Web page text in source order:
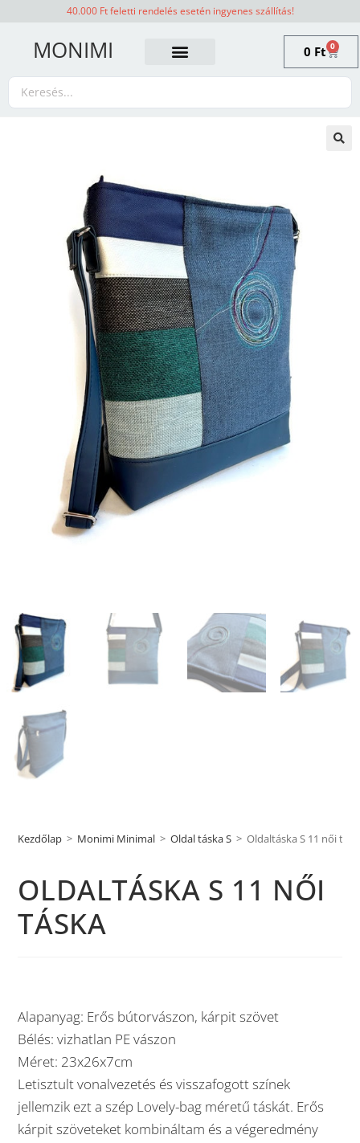
40.000 Ft feletti rendelés esetén ingyenes szállítás!
MONIMI 0 Ft 0
Kezdőlap > Monimi Minimal > Oldal táska S > Oldaltáska S 11 női
OLDALTÁSKA S 11 NŐI
TÁSKA
Alapanyag: Erős bútorvászon, kárpit szövet
Bélés: vizhatlan PE vászon
Méret: 23x26x7cm
Letisztult vonalvezetés és visszafogott színek
jellemzik ezt a szép Lovely-bag méretű táskát. Erős
kárpit szöveteket kombináltam és a végeredmény